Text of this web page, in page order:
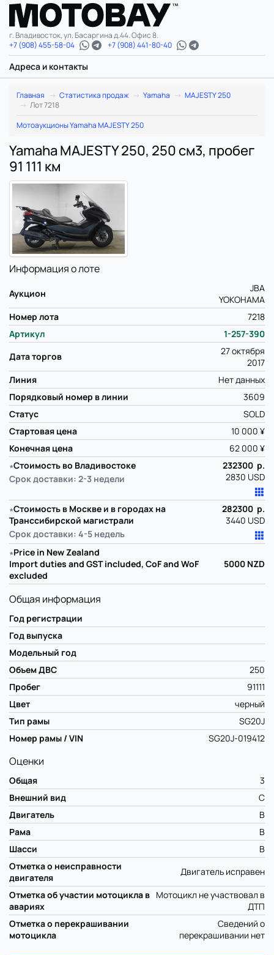
г. Владивосток, ул. Басаргина д.44. Офис 8.
+7 (908) 455-58-04
+7 (908) 441-80-40
Адреса и контакты
Главная Статистика продаж Yamaha
MAJESTY 250
Лот 7218
Мотоаукционы Yamaha MAJESTY 250
Yamaha MAJESTY 250, 250 см3, пробег
91 111 км
Информация о лоте
Аукцион
JBA
YOKOHAMA
Номер лота
7218
Артикул
1-257-390
Дата торгов
27 октября
2017
Линия
Нет данных
Порядковый номер в линии
3609
Статус
SOLD
Стартовая цена
10 000 ¥
Конечная цена
62 000 ¥
∗Стоимость во Владивостоке
Срок доставки: 2-3 недели
232300 р.
2830 USD
∗Стоимость в Москве и в городах на
Транссибирской магистрали
Срок доставки: 4-5 недель
282300 р.
3440 USD
∗Price in New Zealand
Import duties and GST included, CoF and WoF
excluded
5000 NZD
Общая информация
Год регистрации
Год выпуска
Модельный год
Объем ДВС
250
Пробег
91111
Цвет
черный
Тип рамы
SG20J
Номер рамы / VIN
SG20J-019412
Оценки
Общая
3
Внешний вид
C
Двигатель
B
Рама
B
Шасси
B
Отметка о неисправности
двигателя
Двигатель исправен
Отметка об участии мотоцикла в
авариях
Мотоцикл не участвовал в
ДТП
Отметка о перекрашивании
мотоцикла
Сведений о
перекрашивании нет